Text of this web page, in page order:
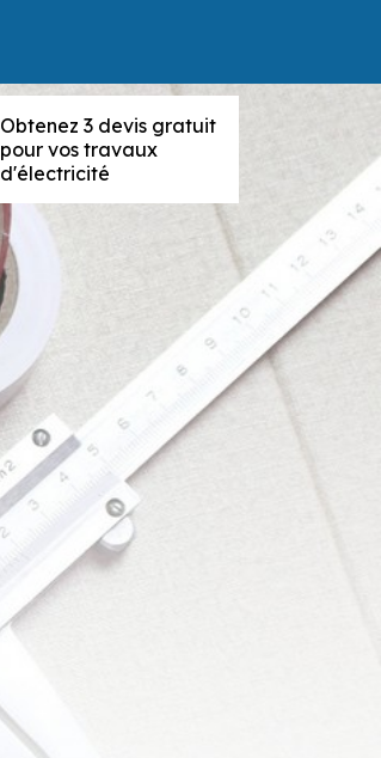
Obtenez 3 devis gratuit
pour vos travaux
d'électricité